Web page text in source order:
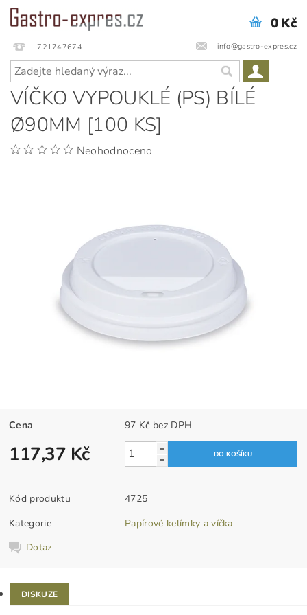
721747674 info@gastro-expres.cz
0 Kč
VÍČKO VYPOUKLÉ (PS) BÍLÉ
Ø90MM [100 KS]
Neohodnoceno
Cena 97 Kč bez DPH
117,37 Kč
Kód produktu
4725
Kategorie
Papírové kelímky a víčka
Dotaz
DISKUZE